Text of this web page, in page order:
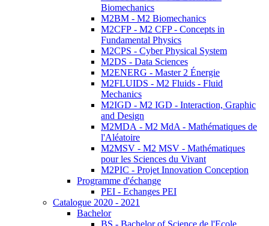
Biomechanics
M2BM - M2 Biomechanics
M2CFP - M2 CFP - Concepts in
Fundamental Physics
M2CPS - Cyber Physical System
M2DS - Data Sciences
M2ENERG - Master 2 Énergie
M2FLUIDS - M2 Fluids - Fluid
Mechanics
M2IGD - M2 IGD - Interaction, Graphic
and Design
M2MDA - M2 MdA - Mathématiques de
l'Aléatoire
M2MSV - M2 MSV - Mathématiques
pour les Sciences du Vivant
M2PIC - Projet Innovation Conception
Programme d'échange
PEI - Echanges PEI
Catalogue 2020 - 2021
Bachelor
BS - Bachelor of Science de l'Ecole